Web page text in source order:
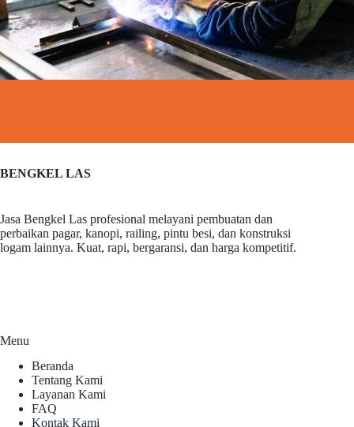
BENGKEL LAS
Jasa Bengkel Las profesional melayani pembuatan dan
perbaikan pagar, kanopi, railing, pintu besi, dan konstruksi
logam lainnya. Kuat, rapi, bergaransi, dan harga kompetitif.
Menu
Beranda
Tentang Kami
Layanan Kami
FAQ
Kontak Kami